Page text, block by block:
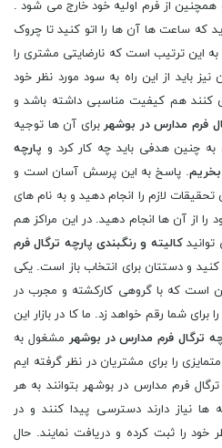
از فرم اولیه خود خارج می شود .
که ساعت ها آن ها را اتو کنید تا چروک
به این ترتیب است که نارضایتی مشتری را
باید از این راه به سود مورد نظر خود
کنند هم کیفیت مناسبی داشته باشد و
فرم مدارس در بوشهربرای آن ها توجیه
چنین هدفی باید چه کار کرد و پارچه
. پاسخ به این پرسش آسان است و
لازم را انجام دهید و به نام های
را از آن ها انجام دهید. در این مراکز هم
کالیته و رنگبندی پارچه ترگال فرم
کنید و دستتان برای انتخاب باز است. یکی
است که با گروهی کارکشته و مجرب در
شما رقم خواهد زد. ما کا در بازار این
ترگال فرم مدارس در بوشهر مشغول به
را برای مشتریان در نظر گرفته ایم
فرم مدارس در بوشهر بتوانند به هر
ها نیاز دارند دسترسی پیدا کنند و در
خود را ثبت کرده و دریافت نمایند. حال